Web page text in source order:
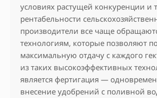
условиях растущей конкуренции и
рентабельности
производители все чаще
технологиям, которые позволяют
максимальную отдачу с каждого
из таких высокоэффективных
является фертигация —
внесение удобрений с поливной